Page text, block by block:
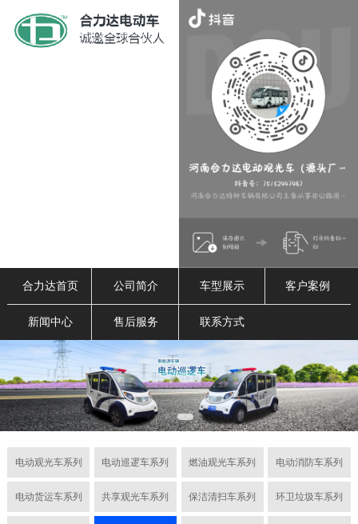
合力达首页 公司简介 车型展示 客户案例
新闻中心 售后服务 联系方式
电动观光车系列 电动巡逻车系列 燃油观光车系列 电动消防车系列
电动货运车系列 共享观光车系列 保洁清扫车系列 环卫垃圾车系列